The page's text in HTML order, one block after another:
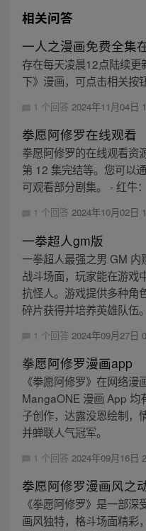
相关问答
一人之漫画免费全集
存在每天凌晨12点陆续更
下》漫画，可点击相关按
1 个回答 2024年11月04日
拳愿阿修罗在线观看
拳愿阿修罗的在线观看资
第 12 集完结等。您可以
可观看部分剧集。 - 红牛
1 个回答 2024年10月02日
一拳超人gm版
一拳超人最强之男 GM 内
战斗场面，玩家能在游戏
抗怪人。游戏提供多种角
碎片获得并培养英雄队伍
1 个回答 2024年09月27日
拳愿阿修罗漫画app
《拳愿阿修罗》在网络
MangaONE 漫画 App 均
子创作，达露没恩绘制，
并蝉联人气冠军。
1 个回答 2024年09月16日
拳愿阿修罗漫画风之
《拳愿阿修罗》是一部
画风独特，格斗场面精彩